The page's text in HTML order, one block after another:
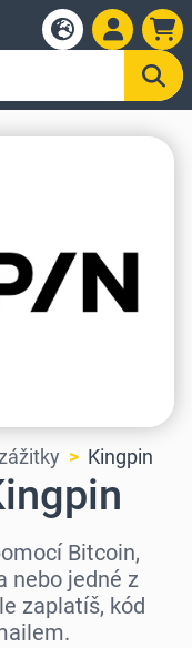
Kingpin
Bitcoin,
nebo jedné z
zaplatíš, kód